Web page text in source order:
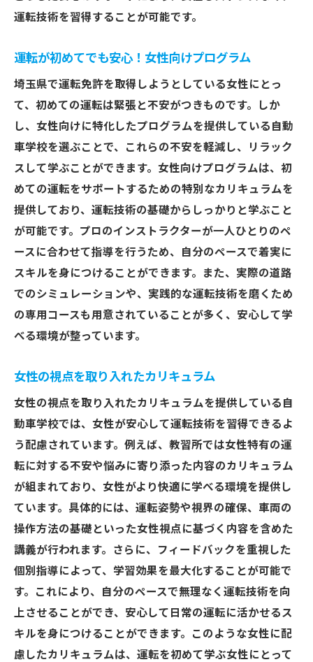
女性に優しい設備を備えた教習所
安心のためのセキュリティ対策
リラックスできる教習所の雰囲気
埼玉県の女性向け自動車学校で運転免許取得を
目指す
女性向けプログラムで楽しく学ぶ
運転免許取得までのステップを詳しく解説
女性が安心して学べる教習所の選び方
快適な教習環境で免許取得を目指す
成功体験を基にした教習所選び
安心の埼玉県自動車学校で女性が運転スキルを
運転スキルアップのための教習プラン
女性向け運転スキル強化コース
実践的な運転レッスンで安心
女性が選ぶ運転スキル磨きの教習所
運転技術向上のための充実したサポート
安全運転を学ぶ環境を提供
選ぶべき教習所のポイントを解説
女性が評価する教習所の特徴
選択の基準になる女性専用サービス
埼玉県内で人気の教習所ランキング
女性が快適に学べる教習所の選び方
運転技術を習得することが可能です。
運転が初めてでも安心！女性向けプログラム
埼玉県で運転免許を取得しようとしている女性にとっ
て、初めての運転は緊張と不安がつきものです。しか
し、女性向けに特化したプログラムを提供している自動
車学校を選ぶことで、これらの不安を軽減し、リラック
スして学ぶことができます。女性向けプログラムは、初
めての運転をサポートするための特別なカリキュラムを
提供しており、運転技術の基礎からしっかりと学ぶこと
が可能です。プロのインストラクターが一人ひとりのペ
ースに合わせて指導を行うため、自分のペースで着実に
スキルを身につけることができます。また、実際の道路
でのシミュレーションや、実践的な運転技術を磨くため
の専用コースも用意されていることが多く、安心して学
べる環境が整っています。
女性の視点を取り入れたカリキュラム
女性の視点を取り入れたカリキュラムを提供している自
動車学校では、女性が安心して運転技術を習得できるよ
う配慮されています。例えば、教習所では女性特有の運
転に対する不安や悩みに寄り添った内容のカリキュラム
が組まれており、女性がより快適に学べる環境を提供し
ています。具体的には、運転姿勢や視界の確保、車両の
操作方法の基礎といった女性視点に基づく内容を含めた
講義が行われます。さらに、フィードバックを重視した
個別指導によって、学習効果を最大化することが可能で
す。これにより、自分のペースで無理なく運転技術を向
上させることができ、安心して日常の運転に活かせるス
キルを身につけることができます。このような女性に配
慮したカリキュラムは、運転を初めて学ぶ女性にとって